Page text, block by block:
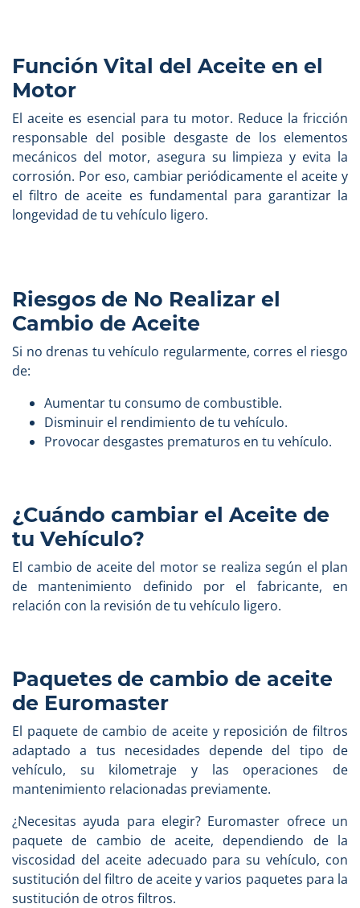
Función Vital del Aceite en el
Motor
El aceite es esencial para tu motor. Reduce la fricción
responsable del posible desgaste de los elementos
mecánicos del motor, asegura su limpieza y evita la
corrosión. Por eso, cambiar periódicamente el aceite y
el filtro de aceite es fundamental para garantizar la
longevidad de tu vehículo ligero.
Riesgos de No Realizar el
Cambio de Aceite
Si no drenas tu vehículo regularmente, corres el riesgo
de:
Aumentar tu consumo de combustible.
Disminuir el rendimiento de tu vehículo.
Provocar desgastes prematuros en tu vehículo.
¿Cuándo cambiar el Aceite de
tu Vehículo?
El cambio de aceite del motor se realiza según el plan
de mantenimiento definido por el fabricante, en
relación con la revisión de tu vehículo ligero.
Paquetes de cambio de aceite
de Euromaster
El paquete de cambio de aceite y reposición de filtros
adaptado a tus necesidades depende del tipo de
vehículo, su kilometraje y las operaciones de
mantenimiento relacionadas previamente.
¿Necesitas ayuda para elegir? Euromaster ofrece un
paquete de cambio de aceite, dependiendo de la
viscosidad del aceite adecuado para su vehículo, con
sustitución del filtro de aceite y varios paquetes para la
sustitución de otros filtros.